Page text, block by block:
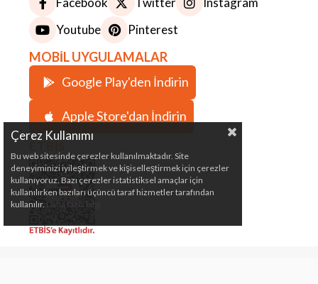
Youtube
Pinterest
MOBİL UYGULAMALAR
Google Play'den İndirin
Apple Store'dan İndirin
Çerez Kullanımı
Bu web sitesinde çerezler kullanılmaktadır. Site
deneyiminizi iyileştirmek ve kişiselleştirmek için çerezler
kullanıyoruz. Bazı çerezler istatistiksel amaçlar için
kullanılırken bazıları üçüncü taraf hizmetler tarafından
kullanılır. Daha fazla bilgi